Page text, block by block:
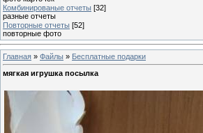
Комбинированые отчеты [32]
разные отчеты
Повторные отчеты [52]
повторные фото
Главная » Файлы » Бесплатные подарки
мягкая игрушка посылка